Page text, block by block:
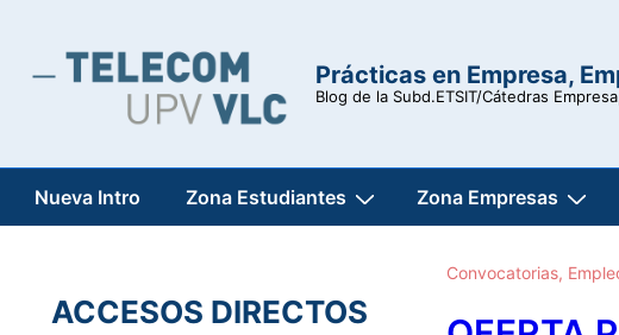
Prácticas en Empresa,
Blog de la Subd.ETSIT/Cátedras
Navegación
Nueva Intro Zona Estudiantes Zona Empresas
Convocatorias,
ACCESOS DIRECTOS